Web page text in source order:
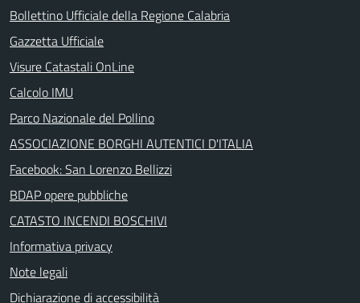
Bollettino Ufficiale della Regione Calabria
Gazzetta Ufficiale
Visure Catastali OnLine
Calcolo IMU
Parco Nazionale del Pollino
ASSOCIAZIONE BORGHI AUTENTICI D'ITALIA
Facebook: San Lorenzo Bellizzi
BDAP opere pubbliche
CATASTO INCENDI BOSCHIVI
Informativa privacy
Note legali
Dichiarazione di accessibilità